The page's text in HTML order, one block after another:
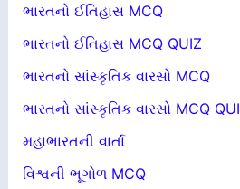
ભારતનો ઈતિહાસ MCQ
ભારતનો ઈતિહાસ MCQ QUIZ
ભારતનો સાંસ્કૃતિક વારસો MCQ
ભારતનો સાંસ્કૃતિક વારસો MCQ
મહાભારતની વાર્તા
વિશ્વની ભૂગોળ MCQ